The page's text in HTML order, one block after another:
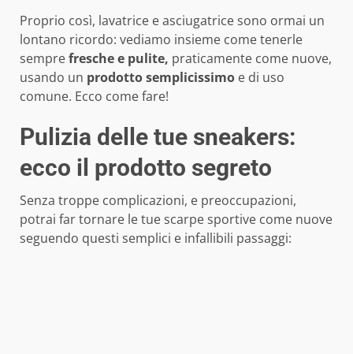
Proprio così, lavatrice e asciugatrice sono ormai un
lontano ricordo: vediamo insieme come tenerle
semprefresche e pulite, praticamente come nuove,
usando un prodotto semplicissimo e di uso
comune. Ecco come fare!
Pulizia delle tue sneakers:
ecco il prodotto segreto
Senza troppe complicazioni, e preoccupazioni,
potrai far tornare le tue scarpe sportive come nuove
seguendo questi semplici e infallibili passaggi: